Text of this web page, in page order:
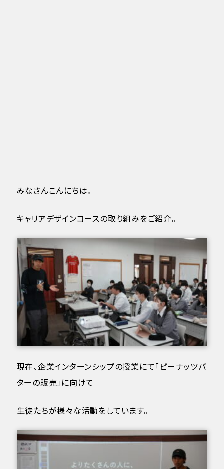
みなさんこんにちは。
キャリアデザインコースの取り組みをご紹介。
現在、企業インターンシップの授業にて「ピーナッツバ
ターの販売」に向けて
生徒たちが様々な活動をしています。